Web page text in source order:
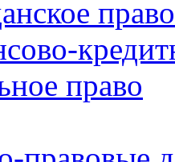
право
право